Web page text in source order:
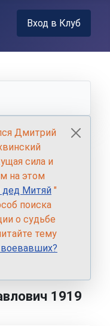
Вход в Клуб
Дмитрий
сила и
на этом
Митяй "
поиска
о судьбе
тему
1919